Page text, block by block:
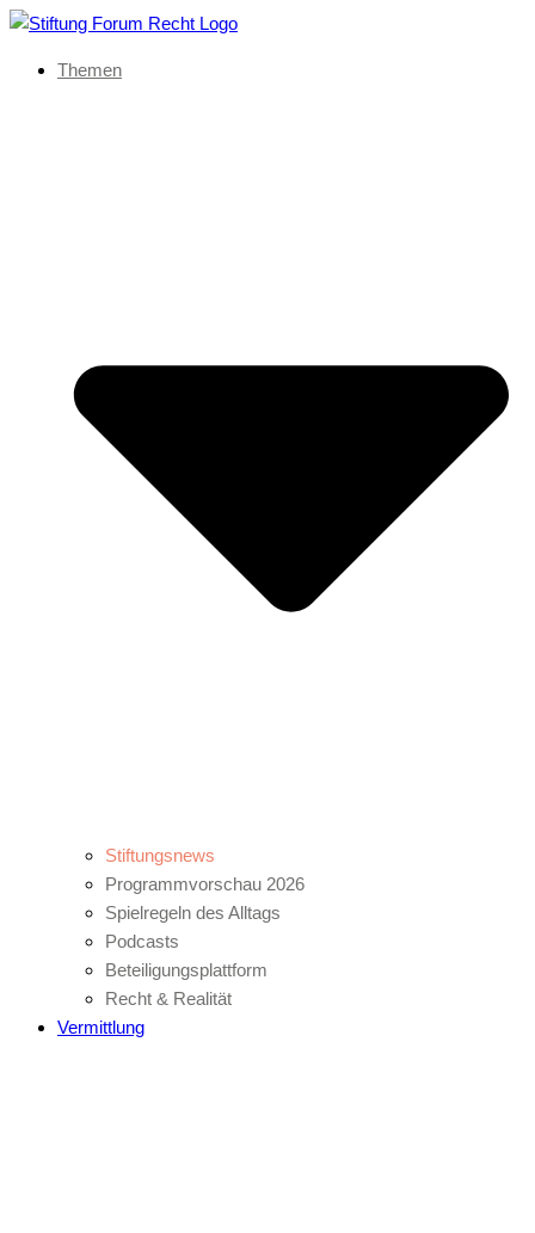
Themen
Stiftungsnews
Programmvorschau 2026
Spielregeln des Alltags
Podcasts
Beteiligungsplattform
Recht & Realität
Vermittlung